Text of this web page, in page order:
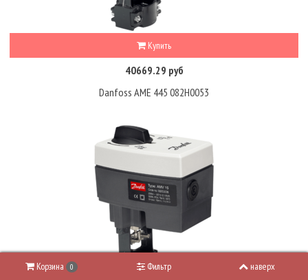
Купить
40669.29 руб
Danfoss AME 445 082H0053
Корзина 0 Фильтр наверх